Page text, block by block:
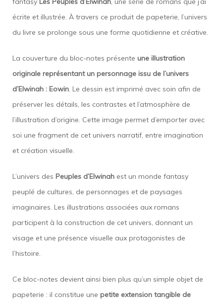
écrite et illustrée. À travers ce produit de papeterie, l’univers
du livre se prolonge sous une forme quotidienne et créative.
La couverture du bloc-notes présente une illustration
originale représentant un personnage issu de l’univers
d’Elwinah : Eowin. Le dessin est imprimé avec soin afin de
préserver les détails, les contrastes et l’atmosphère de
l’illustration d’origine. Cette image permet d’emporter avec
soi une fragment de cet univers narratif, entre imagination
et création visuelle.
L’univers des Peuples d’Elwinah est un monde fantasy
peuplé de cultures, de personnages et de paysages
imaginaires. Les illustrations associées aux romans
participent à la construction de cet univers, donnant un
visage et une présence visuelle aux protagonistes de
l’histoire.
Ce bloc-notes devient ainsi bien plus qu’un simple objet de
papeterie : il constitue une petite extension tangible de